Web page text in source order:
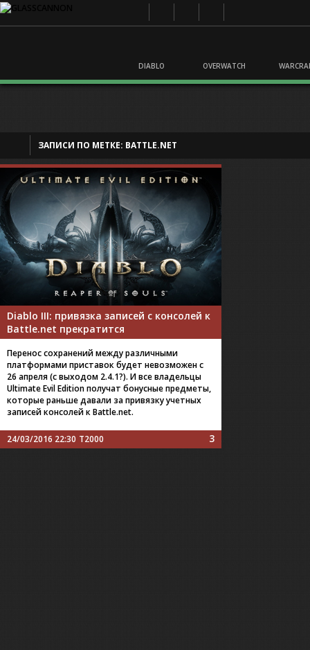
DIABLO OVERWATCH
ЗАПИСИ ПО МЕТКЕ: BATTLE.NET
Diablo III: привязка записей с консолей к
Battle.net прекратится
Перенос сохранений между различными
платформами приставок будет невозможен с
26 апреля (с выходом 2.4.1?). И все владельцы
Ultimate Evil Edition получат бонусные предметы,
которые раньше давали за привязку учетных
записей консолей к Battle.net.
24/03/2016 22:30 T2000 3